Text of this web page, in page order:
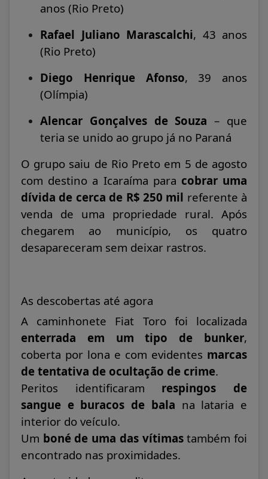
anos (Rio Preto)
Rafael Juliano Marascalchi, 43 anos
(Rio Preto)
Diego Henrique Afonso, 39 anos
(Olímpia)
Alencar Gonçalves de Souza – que
teria se unido ao grupo já no Paraná
O grupo saiu de Rio Preto em 5 de agosto
com destino a Icaraíma para cobrar uma
dívida de cerca de R$ 250 mil referente à
venda de uma propriedade rural. Após
chegarem ao município, os quatro
desapareceram sem deixar rastros.
As descobertas até agora
A caminhonete Fiat Toro foi localizada
enterrada em um tipo de bunker,
coberta por lona e com evidentes marcas
de tentativa de ocultação de crime.
Peritos identificaram respingos de
sangue e buracos de bala na lataria e
interior do veículo.
Um boné de uma das vítimastambém foi
encontrado nas proximidades.